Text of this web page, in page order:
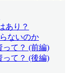
あり？
ないのか
て？ (前編)
て？ (後編)